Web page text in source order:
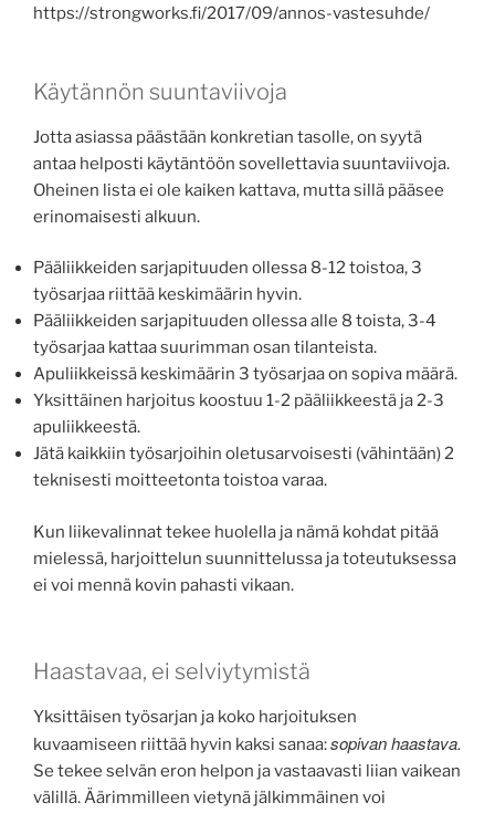
https://strongworks.fi/2017/09/annos-vastesuhde/
Käytännön suuntaviivoja
Jotta asiassa päästään konkretian tasolle, on syytä
antaa helposti käytäntöön sovellettavia suuntaviivoja.
Oheinen lista ei ole kaiken kattava, mutta sillä pääsee
erinomaisesti alkuun.
Pääliikkeiden sarjapituuden ollessa 8-12 toistoa, 3
työsarjaa riittää keskimäärin hyvin.
Pääliikkeiden sarjapituuden ollessa alle 8 toista, 3-4
työsarjaa kattaa suurimman osan tilanteista.
Apuliikkeissä keskimäärin 3 työsarjaa on sopiva määrä.
Yksittäinen harjoitus koostuu 1-2 pääliikkeestä ja 2-3
apuliikkeestä.
Jätä kaikkiin työsarjoihin oletusarvoisesti (vähintään) 2
teknisesti moitteetonta toistoa varaa.
Kun liikevalinnat tekee huolella ja nämä kohdat pitää
mielessä, harjoittelun suunnittelussa ja toteutuksessa
ei voi mennä kovin pahasti vikaan.
Haastavaa, ei selviytymistä
Yksittäisen työsarjan ja koko harjoituksen
kuvaamiseen riittää hyvin kaksi sanaa:sopivan haastava.
Se tekee selvän eron helpon ja vastaavasti liian vaikean
välillä. Äärimmilleen vietynä jälkimmäinen voi